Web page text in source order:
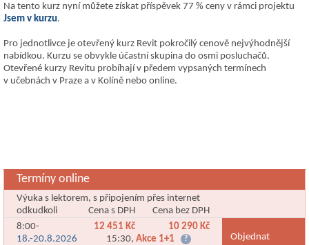
Na tento kurz nyní můžete získat příspěvek 77 % ceny v rámci projektu
Jsem v kurzu.
Pro jednotlivce je otevřený kurz Revit pokročilý cenově nejvýhodnější
nabídkou. Kurzu se obvykle účastní skupina do osmi posluchačů.
Otevřené kurzy Revitu probíhají v předem vypsaných termínech
v učebnách v Praze a v Kolíně nebo online.
Termíny online
Výuka s lektorem, s připojením přes internet
odkudkoli
Cena bez DPH
Cena s DPH
10 290 Kč
12 451 Kč
18.-20.8.2026
8:00-
15:30, Akce 1+1 ?
Objednat